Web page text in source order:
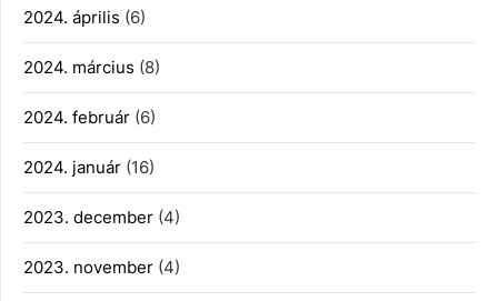
2024. április (6)
2024. március (8)
2024. február (6)
2024. január (16)
2023. december (4)
2023. november (4)